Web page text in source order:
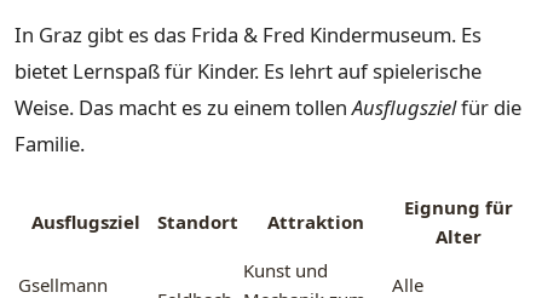
In Graz gibt es das Frida & Fred Kindermuseum. Es
bietet Lernspaß für Kinder. Es lehrt auf spielerische
Weise. Das macht es zu einem tollenAusflugszielfür die
Familie.
Ausflugsziel Standort Attraktion
Eignung für
Alter
Gsellmann
Kunst und
Alle